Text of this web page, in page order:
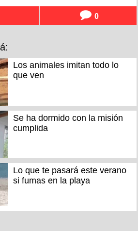
0
Los animales imitan todo lo
que ven
Se ha dormido con la misión
cumplida
Lo que te pasará este verano
si fumas en la playa